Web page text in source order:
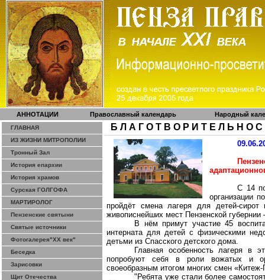
АННОТАЦИИ Православный календарь Народный
ГЛАВНАЯ
ИЗ ЖИЗНИ МИТРОПОЛИИ
Тронный Зал
История епархии
История храмов
Сурская ГОЛГОФА
МАРТИРОЛОГ
Пензенские святыни
Святые источники
Фотогалерея"ХХ век"
Беседка
Зарисовки
Щит Отечества
Б Л А Г О Т В О Р И Т Е Л Ь Н О С
С 14
организации
пройдёт смена лагеря для детей-
живописнейших мест Пензенской
В нём примут участие 45
интерната для детей с физическими
детьми из Спасского детского дома.
Главная особенность лагеря в
попробуют себя в роли вожатых и
своеобразным итогом многих смен «Китеж-
"Ребята уже стали более